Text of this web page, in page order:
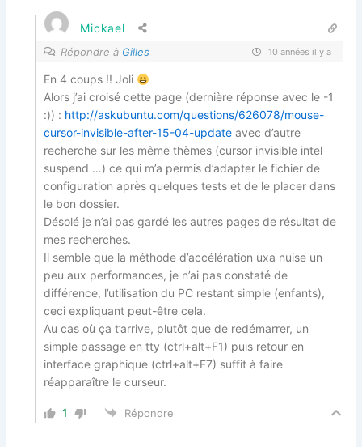
Mickael
Répondre à Gilles 10 années il y a
En 4 coups !! Joli
Alors j’ai croisé cette page (dernière réponse avec le -1
:)) : http://askubuntu.com/questions/626078/mouse-
cursor-invisible-after-15-04-update avec d’autre
recherche sur les même thèmes (cursor invisible intel
suspend …) ce qui m’a permis d’adapter le fichier de
configuration après quelques tests et de le placer dans
le bon dossier.
Désolé je n’ai pas gardé les autres pages de résultat de
mes recherches.
Il semble que la méthode d’accélération uxa nuise un
peu aux performances, je n’ai pas constaté de
différence, l’utilisation du PC restant simple (enfants),
ceci expliquant peut-être cela.
Au cas où ça t’arrive, plutôt que de redémarrer, un
simple passage en tty (ctrl+alt+F1) puis retour en
interface graphique (ctrl+alt+F7) suffit à faire
réapparaître le curseur.
1 Répondre